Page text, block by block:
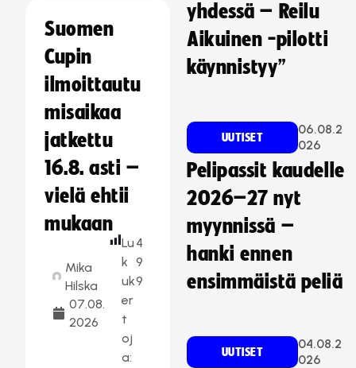
Suomen
Cupin
ilmoittautu
misaikaa
jatkettu
16.8. asti –
vielä ehtii
mukaan
Mika
Hilska
07.08.
2026
Lu
k
uk
er
t
oj
a:
4
9
9
yhdessä – Reilu
Aikuinen -pilotti
käynnistyy”
UUTISET
06.08.2
026
Pelipassit kaudelle
2026–27 nyt
myynnissä –
hanki ennen
ensimmäistä peliä
UUTISET
04.08.2
026